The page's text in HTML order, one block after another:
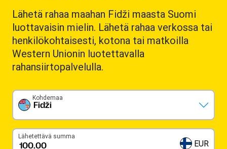
Lähetä rahaa maahan Fidži maasta Suomi
luottavaisin mielin. Lähetä rahaa verkossa tai
henkilökohtaisesti, kotona tai matkoilla
Western Unionin luotettavalla
rahansiirtopalvelulla.
Fidži
Kohdemaa
Lähetettävä summa
EUR